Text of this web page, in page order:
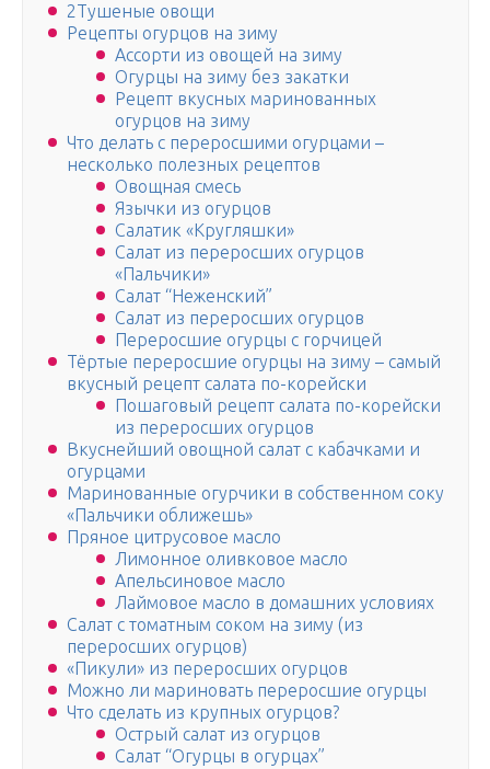
2Тушеные овощи
Рецепты огурцов на зиму
Ассорти из овощей на зиму
Огурцы на зиму без закатки
Рецепт вкусных маринованных
огурцов на зиму
Что делать с переросшими огурцами –
несколько полезных рецептов
Овощная смесь
Язычки из огурцов
Салатик «Кругляшки»
Салат из переросших огурцов
«Пальчики»
Салат “Неженский”
Салат из переросших огурцов
Переросшие огурцы с горчицей
Тёртые переросшие огурцы на зиму – самый
вкусный рецепт салата по-корейски
Пошаговый рецепт салата по-корейски
из переросших огурцов
Вкуснейший овощной салат с кабачками и
огурцами
Маринованные огурчики в собственном соку
«Пальчики оближешь»
Пряное цитрусовое масло
Лимонное оливковое масло
Апельсиновое масло
Лаймовое масло в домашних условиях
Салат с томатным соком на зиму (из
переросших огурцов)
«Пикули» из переросших огурцов
Можно ли мариновать переросшие огурцы
Что сделать из крупных огурцов?
Острый салат из огурцов
Салат “Огурцы в огурцах”